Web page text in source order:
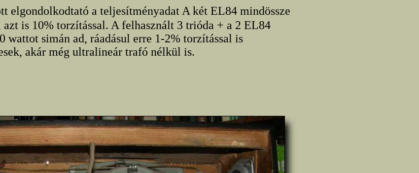
elgondolkodtató a teljesítményadat A két EL84 mindössze
is 10% torzítással. A felhasznált 3 trióda + a 2 EL84
wattot simán ad, ráadásul erre 1-2% torzítással is
akár még ultralineár trafó nélkül is.